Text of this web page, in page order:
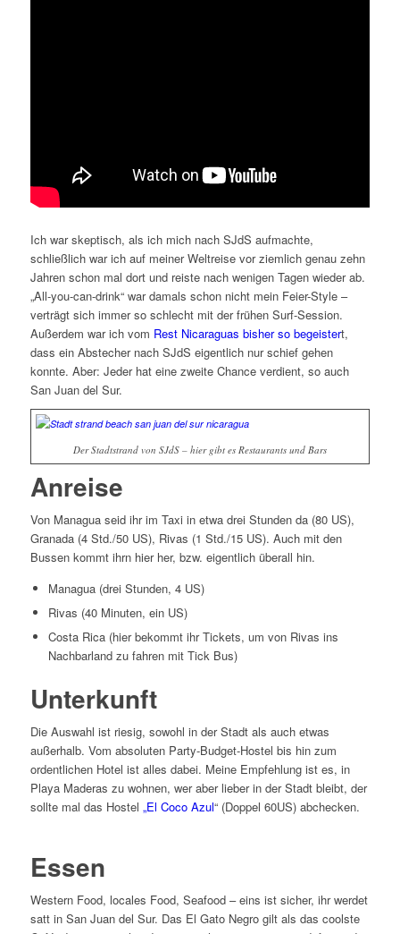
Ich war skeptisch, als ich mich nach SJdS aufmachte,
schließlich war ich auf meiner Weltreise vor ziemlich genau zehn
Jahren schon mal dort und reiste nach wenigen Tagen wieder ab.
„All-you-can-drink“ war damals schon nicht mein Feier-Style –
verträgt sich immer so schlecht mit der frühen Surf-Session.
Außerdem war ich vom Rest Nicaraguas bisher so begeistert,
dass ein Abstecher nach SJdS eigentlich nur schief gehen
konnte. Aber: Jeder hat eine zweite Chance verdient, so auch
San Juan del Sur.
Der Stadtstrand von SJdS – hier gibt es Restaurants und Bars
Anreise
Von Managua seid ihr im Taxi in etwa drei Stunden da (80 US),
Granada (4 Std./50 US), Rivas (1 Std./15 US). Auch mit den
Bussen kommt ihrn hier her, bzw. eigentlich überall hin.
Managua (drei Stunden, 4 US)
Rivas (40 Minuten, ein US)
Costa Rica (hier bekommt ihr Tickets, um von Rivas ins
Nachbarland zu fahren mit Tick Bus)
Unterkunft
Die Auswahl ist riesig, sowohl in der Stadt als auch etwas
außerhalb. Vom absoluten Party-Budget-Hostel bis hin zum
ordentlichen Hotel ist alles dabei. Meine Empfehlung ist es, in
Playa Maderas zu wohnen, wer aber lieber in der Stadt bleibt, der
sollte mal das Hostel „El Coco Azul“ (Doppel 60US) abchecken.
Essen
Western Food, locales Food, Seafood – eins ist sicher, ihr werdet
satt in San Juan del Sur. Das El Gato Negro gilt als das coolste